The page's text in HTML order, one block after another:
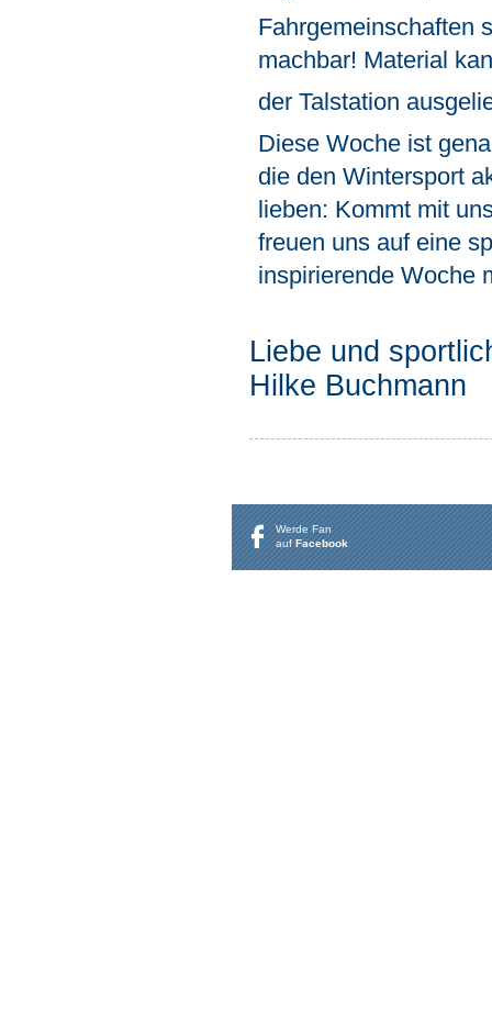
Fahrgemeinschaften
machbar! Material
der Talstation
Diese Woche ist
die den Wintersport
lieben: Kommt mit
freuen uns auf eine
inspirierende Woche
Liebe und
Hilke Buchmann
Werde Fan
aufFacebook